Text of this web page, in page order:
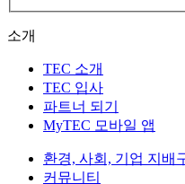
소개
TEC 소개
TEC 입사
파트너 되기
MyTEC 모바일 앱
환경, 사회, 기업 지배
커뮤니티